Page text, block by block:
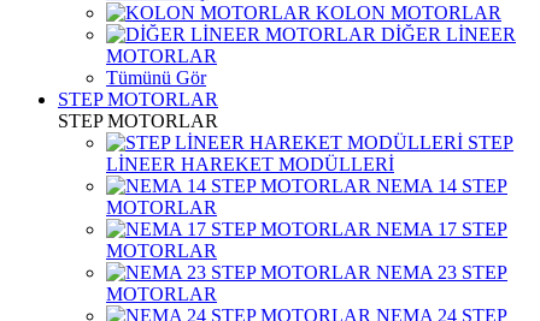
KOLON MOTORLAR
DİĞER LİNEER
MOTORLAR
Tümünü Gör
STEP MOTORLAR
STEP MOTORLAR
STEP
LİNEER HAREKET MODÜLLERİ
NEMA 14 STEP
MOTORLAR
NEMA 17 STEP
MOTORLAR
NEMA 23 STEP
MOTORLAR
NEMA 24 STEP